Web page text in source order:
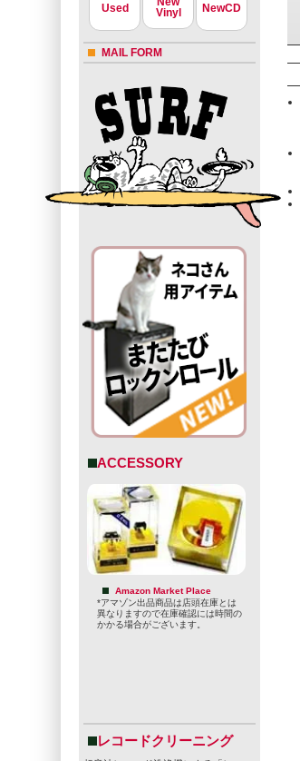
Used
Vinyl
NewCD
MAIL FORM
ACCESSORY
Amazon Market Place
*アマゾン出品商品は店頭在庫とは
異なりますので在庫確認には時間の
かかる場合がございます。
レコードクリーニング